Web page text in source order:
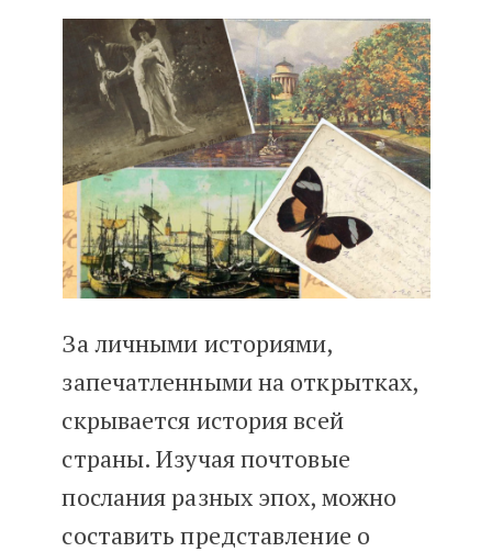
«Пишу тебе»
За личными историями,
запечатленными на открытках,
скрывается история всей
страны. Изучая почтовые
послания разных эпох, можно
составить представление о